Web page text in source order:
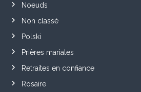
Noeuds
Non classé
Polski
Prières mariales
Retraites en confiance
Rosaire